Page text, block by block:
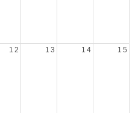
12 13 14 15